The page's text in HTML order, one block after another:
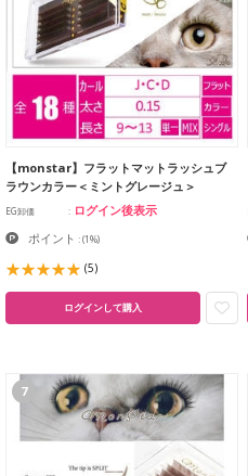
【monstar】フラットマットラッシュブ
ラウンカラー＜ミントグレージュ＞
EG卸価 ログイン後表示
ポイント :(1%)
(5)
ログインして購入
7